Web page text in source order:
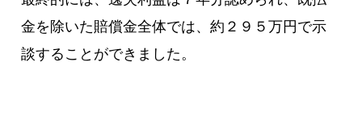
金を除いた賠償金全体では、約２９５万円で示
談することができました。